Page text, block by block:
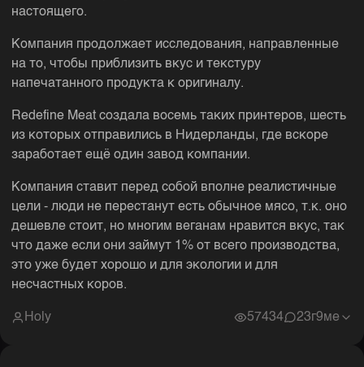
настоящего.
Компания продолжает исследования, направленные
на то, чтобы приблизить вкус и текстуру
напечатанного продукта к оригиналу.
Redefine Meat создала восемь таких принтеров, шесть
из которых отправились в Нидерланды, где вскоре
заработает ещё один завод компании.
Компания ставит перед собой вполне реалистичные
цели - люди не перестанут есть обычное мясо, т.к. оно
дешевле стоит, но многим веганам нравится вкус, так
что даже если они займут 1% от всего производства,
это уже будет хорошо и для экологии и для
несчастных коров.
Holy 57434 23г9ме